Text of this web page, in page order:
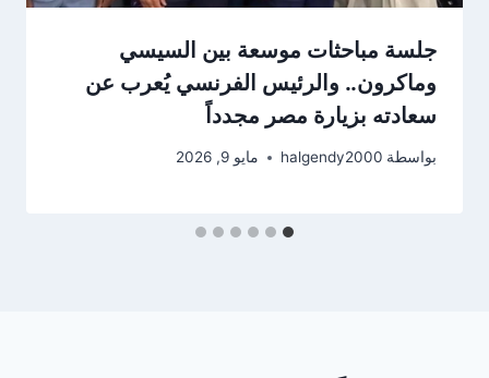
جلسة مباحثات موسعة بين السيسي
وماكرون.. والرئيس الفرنسي يُعرب عن
سعادته بزيارة مصر مجدداً
بواسطة halgendy2000 مايو 9, 2026